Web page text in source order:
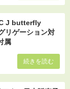
J butterfly
リゲーション対
属
続きを読む